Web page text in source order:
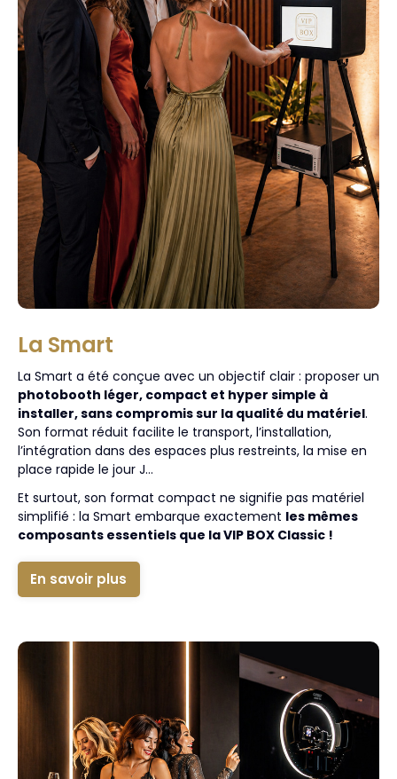
La Smart
La Smart a été conçue avec un objectif clair : proposer un
photobooth léger, compact et hyper simple à
installer, sans compromis sur la qualité du matériel.
Son format réduit facilite le transport, l’installation,
l’intégration dans des espaces plus restreints, la mise en
place rapide le jour J…
Et surtout, son format compact ne signifie pas matériel
simplifié : la Smart embarque exactement les mêmes
composants essentiels que la VIP BOX Classic !
En savoir plus